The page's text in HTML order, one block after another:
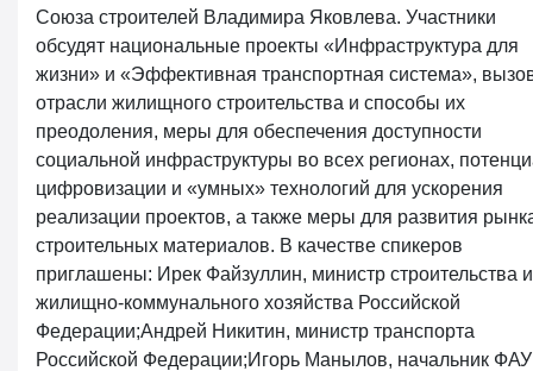
Союза строителей Владимира Яковлева. Участники
обсудят национальные проекты «Инфраструктура для
жизни» и «Эффективная транспортная система»,
отрасли жилищного строительства и способы их
преодоления, меры для обеспечения доступности
социальной инфраструктуры во всех регионах,
цифровизации и «умных» технологий для ускорения
реализации проектов, а также меры для развития
строительных материалов. В качестве спикеров
приглашены: Ирек Файзуллин, министр строительства и
жилищно-коммунального хозяйства Российской
Федерации;Андрей Никитин, министр транспорта
Российской Федерации;Игорь Манылов, начальник ФАУ